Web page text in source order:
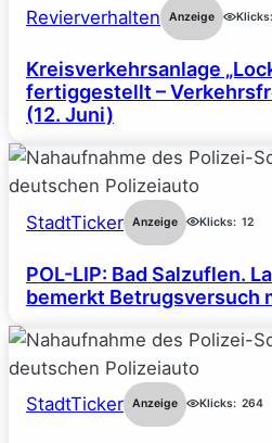
Revierverhalten Anzeige Klicks:
Kreisverkehrsanlage
fertiggestellt –
(12. Juni)
StadtTicker Anzeige Klicks: 12
POL-LIP: Bad Salzuflen.
bemerkt Betrugsversuch
StadtTicker Anzeige Klicks: 264